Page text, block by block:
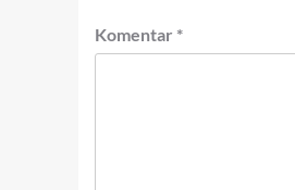
Komentar *